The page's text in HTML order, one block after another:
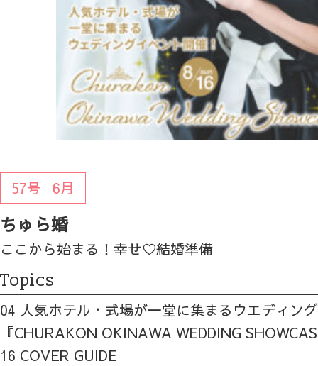
57号 6月
ちゅら婚
ここから始まる！幸せ♡結婚準備
Topics
04 人気ホテル・式場が一堂に集まるウエディン
『CHURAKON OKINAWA WEDDING
16 COVER GUIDE